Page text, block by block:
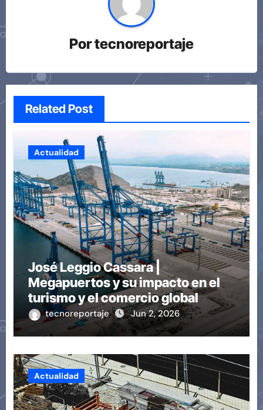
Portecnoreportaje
Related Post
Actualidad
José Leggio Cassara |
Megapuertos y su impacto en el
turismo y el comercio global
tecnoreportaje Jun 2, 2026
Actualidad